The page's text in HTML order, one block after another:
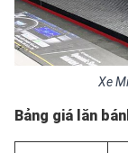
Xe
Bảng giá lăn